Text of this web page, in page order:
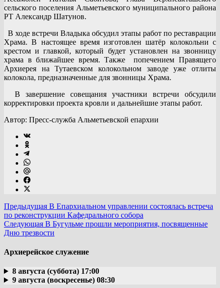
сельского поселения Альметьевского муниципального района
РТ Александр Шатунов.
В ходе встречи Владыка обсудил этапы работ по реставрации
Храма. В настоящее время изготовлен шатёр колокольни с
крестом и главкой, который будет установлен на звонницу
храма в ближайшее время. Также попечением Правящего
Архиерея на Тутаевском колокольном заводе уже отлиты
колокола, предназначенные для звонницы Храма.
В завершение совещания участники встречи обсудили
корректировки проекта кровли и дальнейшие этапы работ.
Автор: Пресс-служба Альметьевской епархии
Предыдущая В Епархиальном управлении состоялась встреча
по реконструкции Кафедрального собора
Следующая В Бугульме прошли мероприятия, посвященные
Дню трезвости
Архиерейское служение
8 августа (суббота) 17:00
9 августа (воскресенье) 08:30